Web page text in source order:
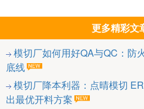
更多精彩文
模切厂如何用好QA与QC：防
底线
模切厂降本利器：点晴模切
出最优开料方案